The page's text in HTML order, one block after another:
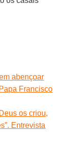
abençoar
Francisco
os criou,
Entrevista